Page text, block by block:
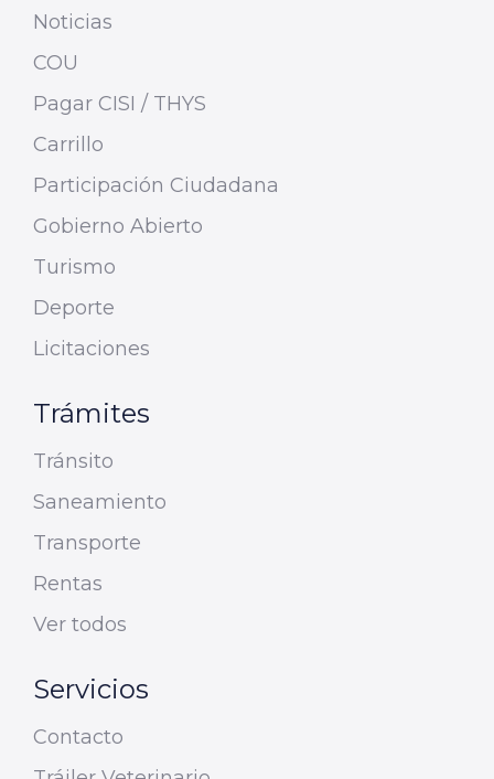
Noticias
COU
Pagar CISI / THYS
Carrillo
Participación Ciudadana
Gobierno Abierto
Turismo
Deporte
Licitaciones
Trámites
Tránsito
Saneamiento
Transporte
Rentas
Ver todos
Servicios
Contacto